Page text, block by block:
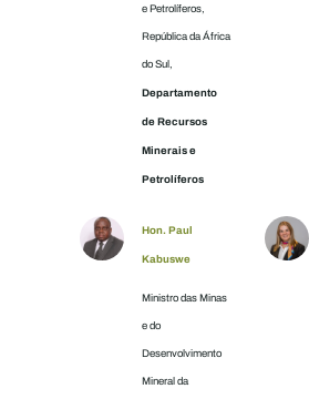
e Petrolíferos,
República da África
do Sul,
Departamento
de Recursos
Minerais e
Petrolíferos
Hon. Paul
Kabuswe
Ministro das Minas
e do
Desenvolvimento
Mineral da